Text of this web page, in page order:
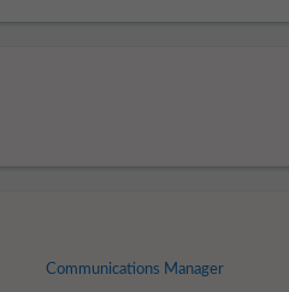
Communications Manager